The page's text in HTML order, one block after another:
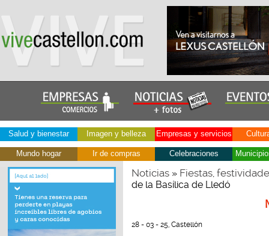
Salud y bienestar Imagen y belleza Empresas y servicios
Mundo hogar Ir de compras Celebraciones
Noticias» Fiestas,
de la Basílica de Lledó
28 - 03 - 25, Castellón